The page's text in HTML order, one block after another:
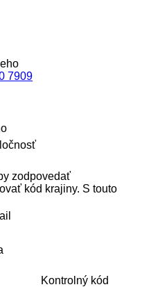
7909
zodpovedať
kód krajiny. S touto
Kontrolný kód